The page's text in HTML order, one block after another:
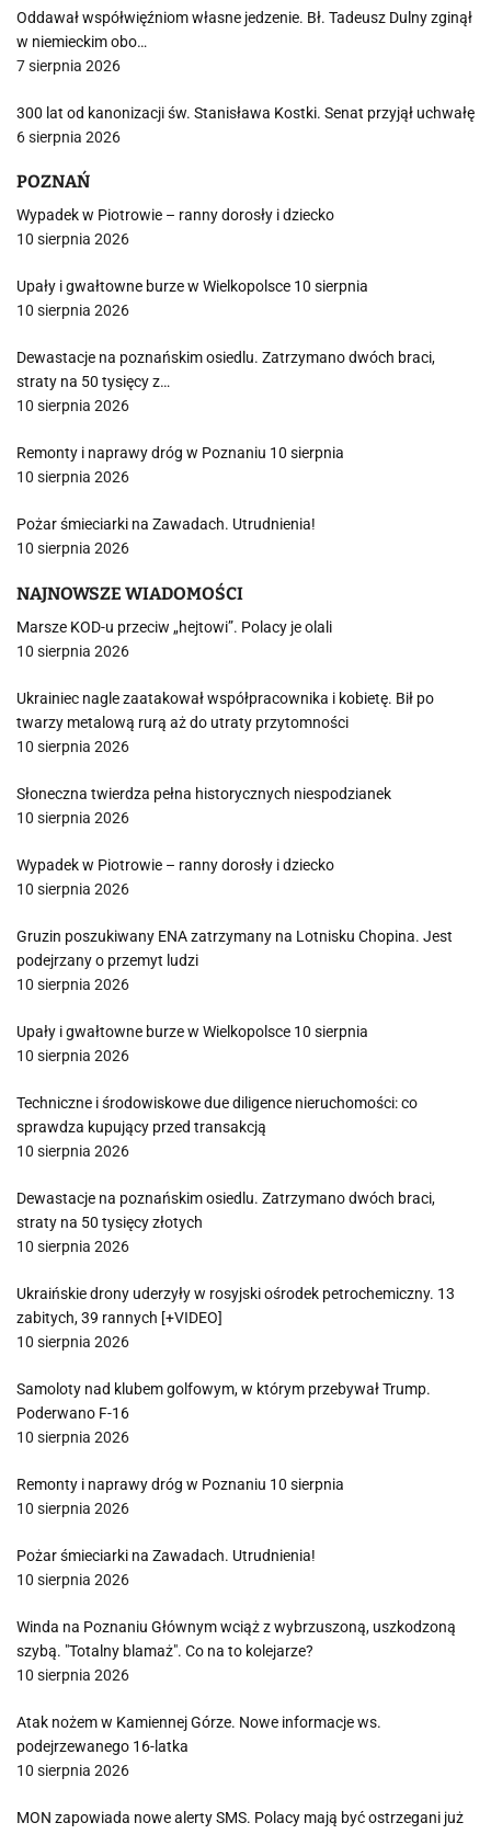
Oddawał współwięźniom własne jedzenie. Bł. Tadeusz Dulny zginął
w niemieckim obo…
7 sierpnia 2026
300 lat od kanonizacji św. Stanisława Kostki. Senat przyjął uchwałę
6 sierpnia 2026
POZNAŃ
Wypadek w Piotrowie – ranny dorosły i dziecko
10 sierpnia 2026
Upały i gwałtowne burze w Wielkopolsce 10 sierpnia
10 sierpnia 2026
Dewastacje na poznańskim osiedlu. Zatrzymano dwóch braci,
straty na 50 tysięcy z…
10 sierpnia 2026
Remonty i naprawy dróg w Poznaniu 10 sierpnia
10 sierpnia 2026
Pożar śmieciarki na Zawadach. Utrudnienia!
10 sierpnia 2026
NAJNOWSZE WIADOMOŚCI
Marsze KOD-u przeciw „hejtowi”. Polacy je olali
10 sierpnia 2026
Ukrainiec nagle zaatakował współpracownika i kobietę. Bił po
twarzy metalową rurą aż do utraty przytomności
10 sierpnia 2026
Słoneczna twierdza pełna historycznych niespodzianek
10 sierpnia 2026
Wypadek w Piotrowie – ranny dorosły i dziecko
10 sierpnia 2026
Gruzin poszukiwany ENA zatrzymany na Lotnisku Chopina. Jest
podejrzany o przemyt ludzi
10 sierpnia 2026
Upały i gwałtowne burze w Wielkopolsce 10 sierpnia
10 sierpnia 2026
Techniczne i środowiskowe due diligence nieruchomości: co
sprawdza kupujący przed transakcją
10 sierpnia 2026
Dewastacje na poznańskim osiedlu. Zatrzymano dwóch braci,
straty na 50 tysięcy złotych
10 sierpnia 2026
Ukraińskie drony uderzyły w rosyjski ośrodek petrochemiczny. 13
zabitych, 39 rannych [+VIDEO]
10 sierpnia 2026
Samoloty nad klubem golfowym, w którym przebywał Trump.
Poderwano F-16
10 sierpnia 2026
Remonty i naprawy dróg w Poznaniu 10 sierpnia
10 sierpnia 2026
Pożar śmieciarki na Zawadach. Utrudnienia!
10 sierpnia 2026
Winda na Poznaniu Głównym wciąż z wybrzuszoną, uszkodzoną
szybą. "Totalny blamaż". Co na to kolejarze?
10 sierpnia 2026
Atak nożem w Kamiennej Górze. Nowe informacje ws.
podejrzewanego 16-latka
10 sierpnia 2026
MON zapowiada nowe alerty SMS. Polacy mają być ostrzegani już